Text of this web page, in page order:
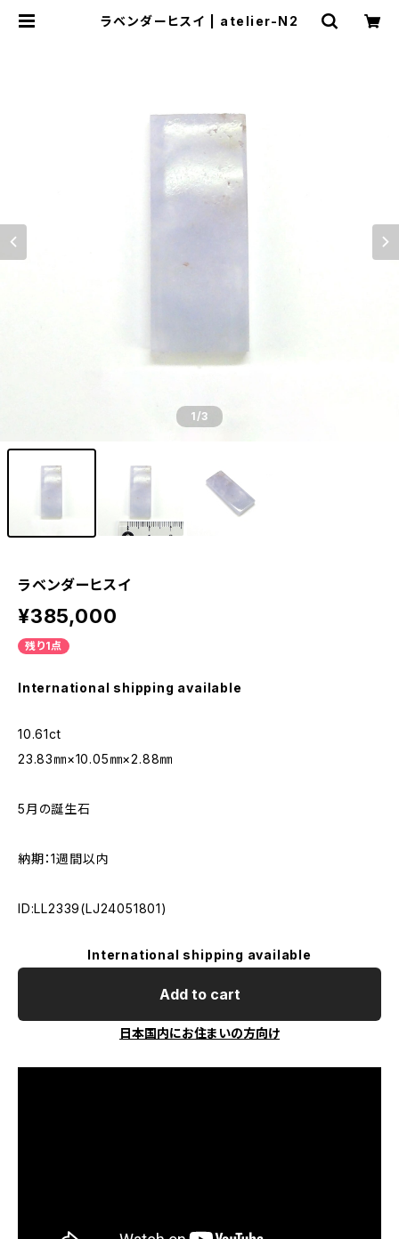
ラベンダーヒスイ | atelier-N2
1/3
ラベンダーヒスイ
¥385,000
残り1点
International shipping available
10.61ct
23.83㎜×10.05㎜×2.88㎜
5月の誕生石
納期：1週間以内
ID:LL2339(LJ24051801)
International shipping available
Add to cart
日本国内にお住まいの方向け